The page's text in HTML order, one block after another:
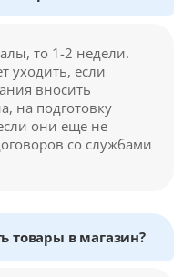
то 1-2 недели.
уходить, если
вносить
на подготовку
они еще не
со службами
товары в магазин?